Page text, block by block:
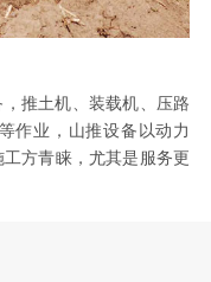
推土机、装载机、压路
作业，山推设备以动力
方青睐，尤其是服务更